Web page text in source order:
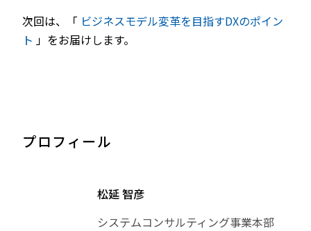
次回は、「 ビジネスモデル変革を目指すDXのポイン
ト 」をお届けします。
プロフィール
松延 智彦
システムコンサルティング事業本部